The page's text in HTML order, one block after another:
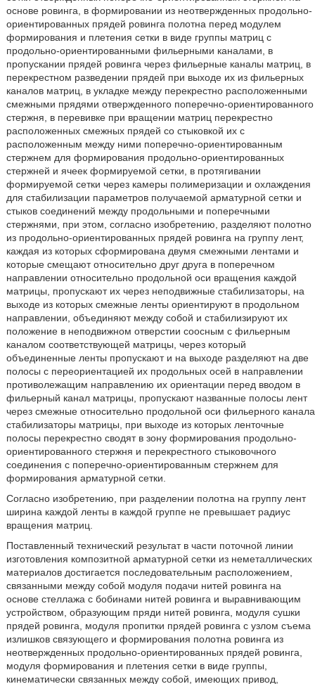
основе ровинга, в формировании из неотвержденных продольно-
ориентированных прядей ровинга полотна перед модулем
формирования и плетения сетки в виде группы матриц с
продольно-ориентированными фильерными каналами, в
пропускании прядей ровинга через фильерные каналы матриц, в
перекрестном разведении прядей при выходе их из фильерных
каналов матриц, в укладке между перекрестно расположенными
смежными прядями отвержденного поперечно-ориентированного
стержня, в перевивке при вращении матриц перекрестно
расположенных смежных прядей со стыковкой их с
расположенным между ними поперечно-ориентированным
стержнем для формирования продольно-ориентированных
стержней и ячеек формируемой сетки, в протягивании
формируемой сетки через камеры полимеризации и охлаждения
для стабилизации параметров получаемой арматурной сетки и
стыков соединений между продольными и поперечными
стержнями, при этом, согласно изобретению, разделяют полотно
из продольно-ориентированных прядей ровинга на группу лент,
каждая из которых сформирована двумя смежными лентами и
которые смещают относительно друг друга в поперечном
направлении относительно продольной оси вращения каждой
матрицы, пропускают их через неподвижные стабилизаторы, на
выходе из которых смежные ленты ориентируют в продольном
направлении, объединяют между собой и стабилизируют их
положение в неподвижном отверстии соосным с фильерным
каналом соответствующей матрицы, через который
объединенные ленты пропускают и на выходе разделяют на две
полосы с переориентацией их продольных осей в направлении
противолежащим направлению их ориентации перед вводом в
фильерный канал матрицы, пропускают названные полосы лент
через смежные относительно продольной оси фильерного канала
стабилизаторы матрицы, при выходе из которых ленточные
полосы перекрестно сводят в зону формирования продольно-
ориентированного стержня и перекрестного стыковочного
соединения с поперечно-ориентированным стержнем для
формирования арматурной сетки.
Согласно изобретению, при разделении полотна на группу лент
ширина каждой ленты в каждой группе не превышает радиус
вращения матриц.
Поставленный технический результат в части поточной линии
изготовления композитной арматурной сетки из неметаллических
материалов достигается последовательным расположением,
связанными между собой модуля подачи нитей ровинга на
основе стеллажа с бобинами нитей ровинга и выравнивающим
устройством, образующим пряди нитей ровинга, модуля сушки
прядей ровинга, модуля пропитки прядей ровинга с узлом съема
излишков связующего и формирования полотна ровинга из
неотвержденных продольно-ориентированных прядей ровинга,
модуля формирования и плетения сетки в виде группы,
кинематически связанных между собой, имеющих привод,